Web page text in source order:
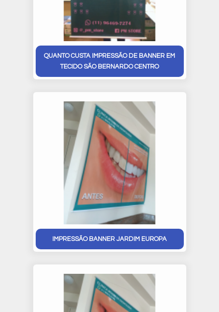
QUANTO CUSTA IMPRESSÃO DE BANNER EM
TECIDO SÃO BERNARDO CENTRO
IMPRESSÃO BANNER JARDIM EUROPA